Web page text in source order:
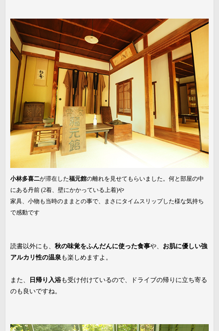
小林多喜二が滞在した福元館の離れを見せてもらいました。何と部屋の中
にある丹前 (2着、壁にかかっている上着)や
家具、小物も当時のままとの事で、まさにタイムスリップした様な気持ち
で感動です
読書以外にも、 秋の味覚をふんだんに使った食事や、 お肌に優しい強
アルカリ性の温泉 も楽しめますよ。
また、 日帰り入浴も受け付けているので、ドライブの帰りに立ち寄る
のも良いですね。